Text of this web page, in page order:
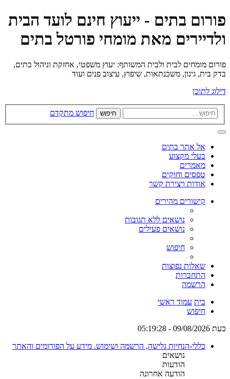
פורום בתים - ייעוץ חינם לועד הבית
ולדיירים מאת מומחי פורטל בתים
פורום מומחים לבית ולבית המשותף: יעוץ משפטי, אחזקת וניהול בתים,
בדק בית, גינון, משכנתאות, שיפוץ, עיצוב פנים ועוד
דילוג לתוכן
חיפוש חיפוש מתקדם
אל אתר בתים
בעלי מקצוע
מאמרים
טפסים וחוקים
אודות ויצירת קשר
קישורים מהירים
נושאים ללא תגובות
נושאים פעילים
חיפוש
שאלות נפוצות
התחברות
הרשמה
בית עמוד ראשי
חיפוש
כעת 09/08/2026 - 05:19:28
כללי-הנחיות גלישה, הרשמה ושימוש. מידע על הפורומים והאתר
נושאים
הודעות
הודעה אחרונה